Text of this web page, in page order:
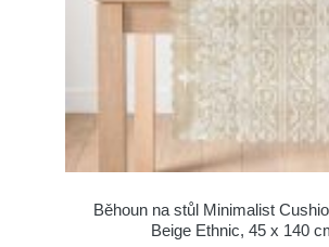
Běhoun na stůl Minimalist
Beige Ethnic, 45 x 140